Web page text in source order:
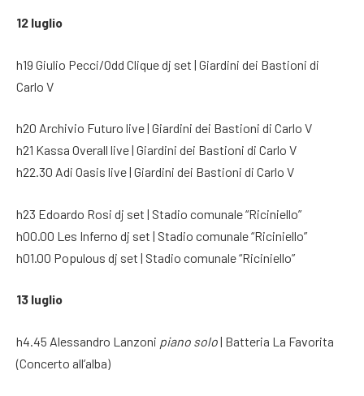
12 luglio
h19 Giulio Pecci/Odd Clique dj set | Giardini dei Bastioni di
Carlo V
h20 Archivio Futuro live | Giardini dei Bastioni di Carlo V
h21 Kassa Overall live | Giardini dei Bastioni di Carlo V
h22.30 Adi Oasis live | Giardini dei Bastioni di Carlo V
h23 Edoardo Rosi dj set | Stadio comunale “Riciniello”
h00.00 Les Inferno dj set | Stadio comunale “Riciniello”
h01.00 Populous dj set | Stadio comunale “Riciniello”
13 luglio
h4.45 Alessandro Lanzoni piano solo| Batteria La Favorita
(Concerto all’alba)